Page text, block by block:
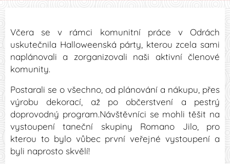
Včera se v rámci komunitní práce v Odrách
uskutečnila Halloweenská párty, kterou zcela sami
naplánovali a zorganizovali naši aktivní členové
komunity.
Postarali se o všechno, od plánování a nákupu, přes
výrobu dekorací, až po občerstvení a pestrý
doprovodný program.Návštěvníci se mohli těšit na
vystoupení taneční skupiny Romano Jilo, pro
kterou to bylo vůbec první veřejné vystoupení a
byli naprosto skvělí!